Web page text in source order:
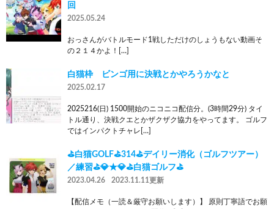
回
2025.05.24
おっさんがバトルモード1戦しただけのしょうもない動画そ
の２１４かよ！[…]
白猫枠 ビンゴ用に決戦とかやろうかなと
2025.02.17
2025216(日) 1500開始のニコニコ配信分。(3時間29分) タイ
トル通り、決戦クエとかザクザク協力をやってます。 ゴルフ
ではインパクトチャレ[…]
⛳白猫GOLF⛳314⛳デイリー消化（ゴルフツアー）
／練習⛳💎★💎⛳白猫ゴルフ⛳
2023.04.26 2023.11.11更新
【配信メモ（一読＆厳守お願いします）】 原則丁寧語でお願